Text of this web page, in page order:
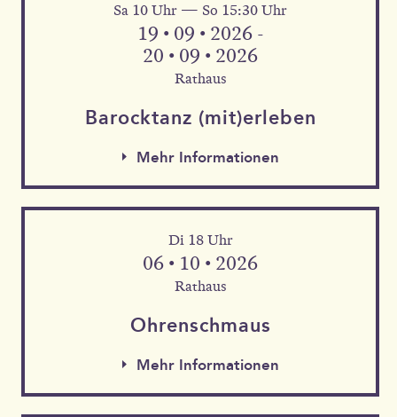
Mehr Informationen
Sa 10 Uhr — So 15:30 Uhr
19 • 09 • 2026 -
20 • 09 • 2026
Rathaus
Barock­tanz (mit)erleben
Mehr Informationen
Mehr Informationen
Di 18 Uhr
06 • 10 • 2026
Rathaus
Ohren­schmaus
Mehr Informationen